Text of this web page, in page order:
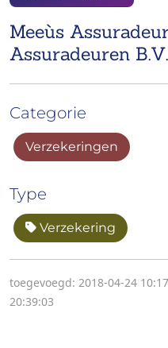
Meeùs
Assuradeuren B.V.
Categorie
Verzekeringen
Type
Verzekering
toegevoegd: 2018-04-24
20:39:03